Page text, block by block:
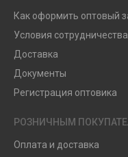
Как оформить оптовый
Условия сотрудничества
Доставка
Документы
Регистрация оптовика
РОЗНИЧНЫМ
Оплата и доставка